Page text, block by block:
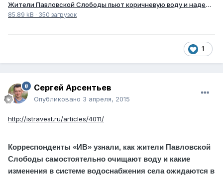
Жители Павловской Слободы пьют коричневую воду и надеются на лучшее.docx
85.89 kB · 350 загрузок
1
Сергей Арсентьев
Опубликовано 3 апреля, 2015
http://istravest.ru/articles/4011/
Корреспонденты «ИВ» узнали, как жители Павловской
Слободы самостоятельно очищают воду и какие
изменения в системе водоснабжения села ожидаются в